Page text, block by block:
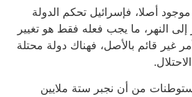
أصلا، فإسرائيل تحكم الدولة
إلى النهر، ما يجب فعله فقط هو تغيير
غير قائم بالأصل، فهناك دولة محتلة
من أن نجبر ستة ملايين